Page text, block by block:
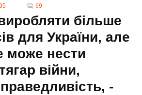
69
більше
для України, але
може нести
війни,
-